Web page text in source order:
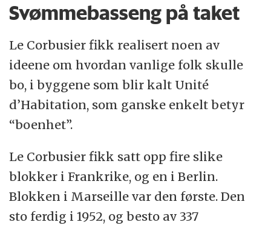
Svømmebasseng på taket
Le Corbusier fikk realisert noen av
ideene om hvordan vanlige folk skulle
bo, i byggene som blir kalt Unité
d’Habitation, som ganske enkelt betyr
“boenhet”.
Le Corbusier fikk satt opp fire slike
blokker i Frankrike, og en i Berlin.
Blokken i Marseille var den første. Den
sto ferdig i 1952, og besto av 337